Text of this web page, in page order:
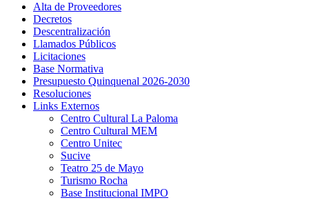
Alta de Proveedores
Decretos
Descentralización
Llamados Públicos
Licitaciones
Base Normativa
Presupuesto Quinquenal 2026-2030
Resoluciones
Links Externos
Centro Cultural La Paloma
Centro Cultural MEM
Centro Unitec
Sucive
Teatro 25 de Mayo
Turismo Rocha
Base Institucional IMPO